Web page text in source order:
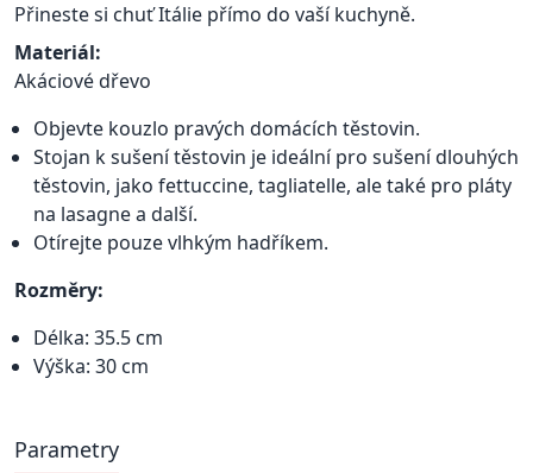
Přineste si chuť Itálie přímo do vaší kuchyně.
Materiál:
Akáciové dřevo
Objevte kouzlo pravých domácích těstovin.
Stojan k sušení těstovin je ideální pro sušení dlouhých
těstovin, jako fettuccine, tagliatelle, ale také pro pláty
na lasagne a další.
Otírejte pouze vlhkým hadříkem.
Rozměry:
Délka: 35.5 cm
Výška: 30 cm
Parametry